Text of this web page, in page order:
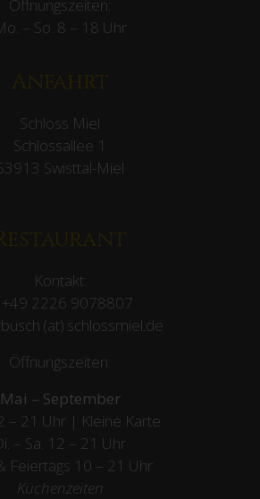
Öffnungszeiten:
– So. 8 – 18 Uhr
Anfahrt
Schloss Miel
Schlossallee 1
Swisttal-Miel
Kontakt:
+49 2226 9078807
(at) schlossmiel.de
Öffnungszeiten:
Mai – September
– 21 Uhr | Kleine Karte
– Sa. 12 – 21 Uhr
Feiertags 10 – 21 Uhr
Küchenzeiten